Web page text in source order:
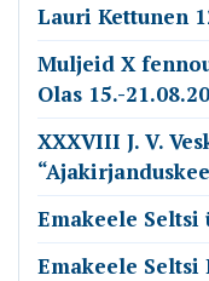
Lauri Kettunen
Muljeid X
Olas 15.-
XXXVIII J. V.
Emakeele
Emakeele